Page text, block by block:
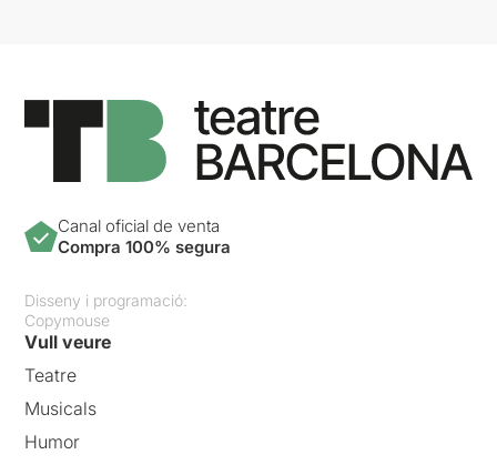
Canal oficial de venta
Compra 100% segura
Disseny i programació:
Copymouse
Vull veure
Teatre
Musicals
Humor